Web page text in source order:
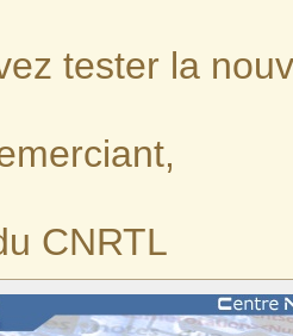
tester la
CNRTL